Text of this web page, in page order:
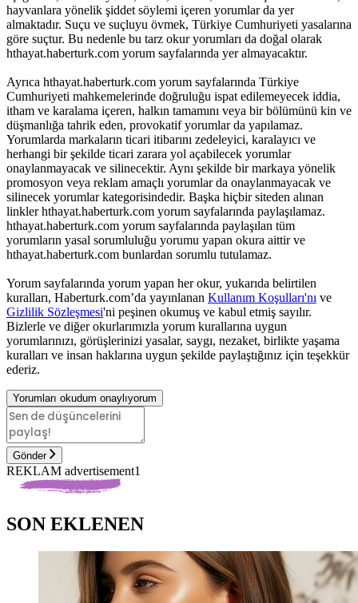
hayvanlara yönelik şiddet söylemi içeren yorumlar da yer
almaktadır. Suçu ve suçluyu övmek, Türkiye Cumhuriyeti yasalarına
göre suçtur. Bu nedenle bu tarz okur yorumları da doğal olarak
hthayat.haberturk.com yorum sayfalarında yer almayacaktır.
Ayrıca hthayat.haberturk.com yorum sayfalarında Türkiye
Cumhuriyeti mahkemelerinde doğruluğu ispat edilemeyecek iddia,
itham ve karalama içeren, halkın tamamını veya bir bölümünü kin ve
düşmanlığa tahrik eden, provokatif yorumlar da yapılamaz.
Yorumlarda markaların ticari itibarını zedeleyici, karalayıcı ve
herhangi bir şekilde ticari zarara yol açabilecek yorumlar
onaylanmayacak ve silinecektir. Aynı şekilde bir markaya yönelik
promosyon veya reklam amaçlı yorumlar da onaylanmayacak ve
silinecek yorumlar kategorisindedir. Başka hiçbir siteden alınan
linkler hthayat.haberturk.com yorum sayfalarında paylaşılamaz.
hthayat.haberturk.com yorum sayfalarında paylaşılan tüm
yorumların yasal sorumluluğu yorumu yapan okura aittir ve
hthayat.haberturk.com bunlardan sorumlu tutulamaz.
Yorum sayfalarında yorum yapan her okur, yukarıda belirtilen
kuralları, Haberturk.com’da yayınlanan Kullanım Koşulları'nı ve
Gizlilik Sözleşmesi'ni peşinen okumuş ve kabul etmiş sayılır.
Bizlerle ve diğer okurlarımızla yorum kurallarına uygun
yorumlarınızı, görüşlerinizi yasalar, saygı, nezaket, birlikte yaşama
kuralları ve insan haklarına uygun şekilde paylaştığınız için teşekkür
ederiz.
Yorumları okudum onaylıyorum
Gönder
REKLAM advertisement1
SON EKLENEN